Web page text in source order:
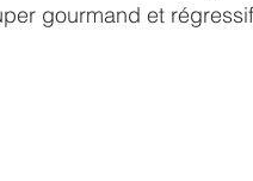
gourmand et